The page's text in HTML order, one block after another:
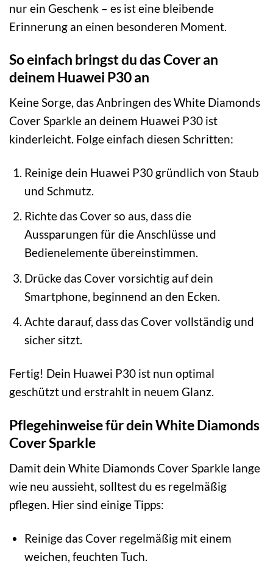
nur ein Geschenk – es ist eine bleibende
Erinnerung an einen besonderen Moment.
So einfach bringst du das Cover an
deinem Huawei P30 an
Keine Sorge, das Anbringen des White Diamonds
Cover Sparkle an deinem Huawei P30 ist
kinderleicht. Folge einfach diesen Schritten:
Reinige dein Huawei P30 gründlich von Staub
und Schmutz.
Richte das Cover so aus, dass die
Aussparungen für die Anschlüsse und
Bedienelemente übereinstimmen.
Drücke das Cover vorsichtig auf dein
Smartphone, beginnend an den Ecken.
Achte darauf, dass das Cover vollständig und
sicher sitzt.
Fertig! Dein Huawei P30 ist nun optimal
geschützt und erstrahlt in neuem Glanz.
Pflegehinweise für dein White Diamonds
Cover Sparkle
Damit dein White Diamonds Cover Sparkle lange
wie neu aussieht, solltest du es regelmäßig
pflegen. Hier sind einige Tipps:
Reinige das Cover regelmäßig mit einem
weichen, feuchten Tuch.